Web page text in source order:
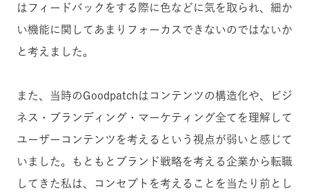
はフィードバックをする際に色などに気を取られ、細か
い機能に関してあまりフォーカスできないのではないか
と考えました。
また、当時のGoodpatchはコンテンツの構造化や、ビジ
ネス・ブランディング・マーケティング全てを理解して
ユーザーコンテンツを考えるという視点が弱いと感じて
いました。もともとブランド戦略を考える企業から転職
してきた私は、コンセプトを考えることを当たり前とし